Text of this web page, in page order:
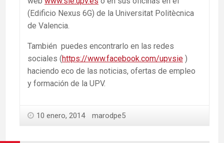
(Edificio Nexus 6G) de la Universitat Politècnica
de Valencia.
También puedes encontrarlo en las redes
sociales (https://www.facebook.com/upvsie )
haciendo eco de las noticias, ofertas de empleo
y formación de la UPV.
10 enero, 2014 marodpe5